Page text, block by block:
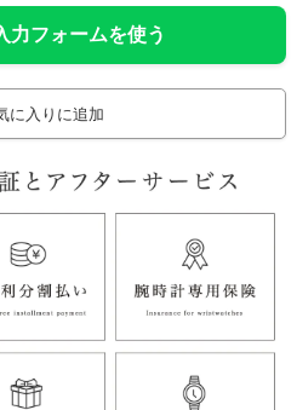
力フォームを使う
に入りに追加